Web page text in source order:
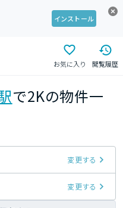
インストール
お気に入り 閲覧履歴
で2Kの物件一
変更する
変更する